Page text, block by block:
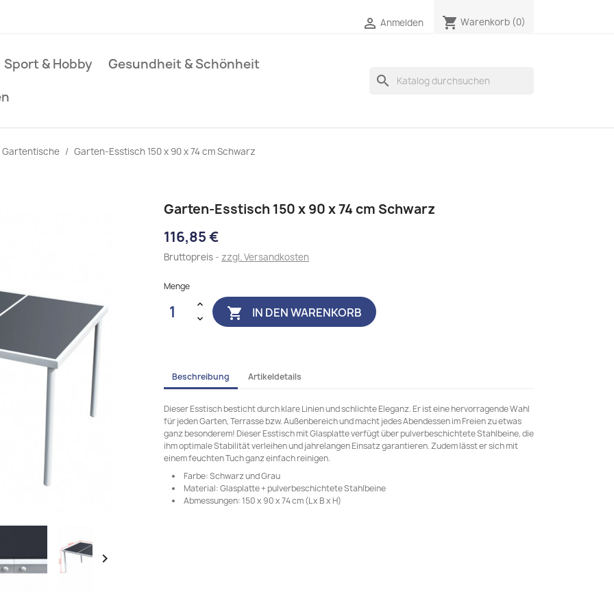
 Anmelden shopping_cart Warenkorb (0)
Sport & Hobby
Gesundheit & Schönheit
search
Gartentische Garten-Esstisch 150 x 90 x 74 cm Schwarz

Garten-Esstisch 150 x 90 x 74 cm Schwarz
116,85 €
Bruttopreis zzgl. Versandkosten
Menge
 IN DEN WARENKORB
Beschreibung Artikeldetails
Dieser Esstisch besticht durch klare Linien und schlichte Eleganz. Er ist eine hervorragende Wahl
für jeden Garten, Terrasse bzw. Außenbereich und macht jedes Abendessen im Freien zu etwas
ganz besonderem! Dieser Esstisch mit Glasplatte verfügt über pulverbeschichtete Stahlbeine, die
ihm optimale Stabilität verleihen und jahrelangen Einsatz garantieren. Zudem lässt er sich mit
einem feuchten Tuch ganz einfach reinigen.
Farbe: Schwarz und Grau
Material: Glasplatte + pulverbeschichtete Stahlbeine
Abmessungen: 150 x 90 x 74 cm (L x B x H)